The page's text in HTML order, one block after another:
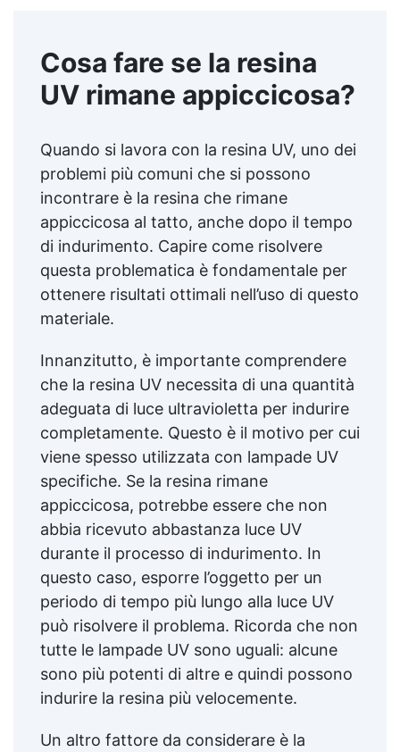
Cosa fare se la resina
UV rimane appiccicosa?
Quando si lavora con la resina UV, uno dei
problemi più comuni che si possono
incontrare è la resina che rimane
appiccicosa al tatto, anche dopo il tempo
di indurimento. Capire come risolvere
questa problematica è fondamentale per
ottenere risultati ottimali nell’uso di questo
materiale.
Innanzitutto, è importante comprendere
che la resina UV necessita di una quantità
adeguata di luce ultravioletta per indurire
completamente. Questo è il motivo per cui
viene spesso utilizzata con lampade UV
specifiche. Se la resina rimane
appiccicosa, potrebbe essere che non
abbia ricevuto abbastanza luce UV
durante il processo di indurimento. In
questo caso, esporre l’oggetto per un
periodo di tempo più lungo alla luce UV
può risolvere il problema. Ricorda che non
tutte le lampade UV sono uguali: alcune
sono più potenti di altre e quindi possono
indurire la resina più velocemente.
Un altro fattore da considerare è la